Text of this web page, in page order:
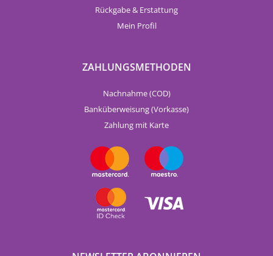
Rückgabe & Erstattung
Mein Profil
ZAHLUNGSMETHODEN
Nachnahme (COD)
Banküberweisung (Vorkasse)
Zahlung mit Karte